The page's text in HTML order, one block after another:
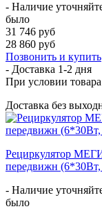
- Наличие
было
31 746 руб
28 860 руб
Позвонить и купить
- Доставка 1-2 дня
При условии
Доставка без
Рециркулятор
передвижн (6*30Вт,
- Наличие
было